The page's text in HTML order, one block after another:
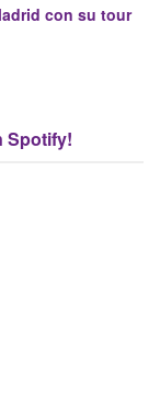
con su tour
Spotify!